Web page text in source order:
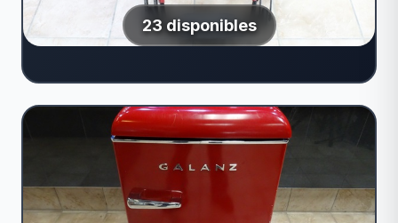
23 disponibles